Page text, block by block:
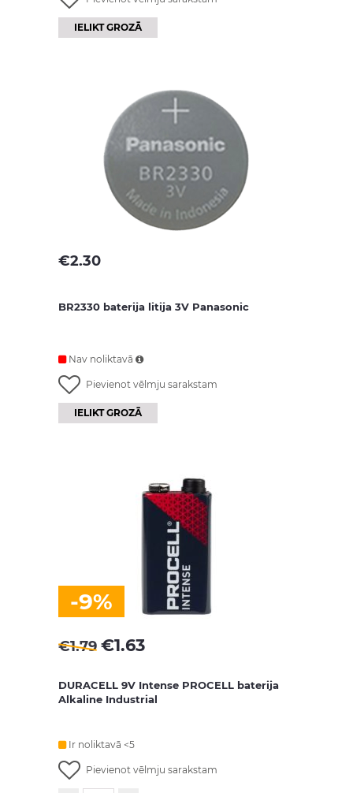
IELIKT GROZĀ
€2.30
BR2330 baterija litija 3V Panasonic
Nav noliktavā
Pievienot vēlmju sarakstam
IELIKT GROZĀ
-9%
€1.79 €1.63
DURACELL 9V Intense PROCELL baterija
Alkaline Industrial
Ir noliktavā <5
Pievienot vēlmju sarakstam